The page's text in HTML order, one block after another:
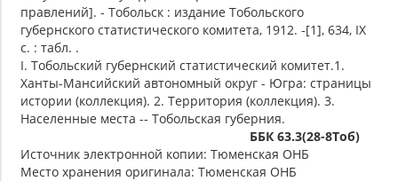
правлений]. - Тобольск : издание Тобольского
губернского статистического комитета, 1912. -[1], 634, IX
с. : табл. .
I. Тобольский губернский статистический комитет.1.
Ханты-Мансийский автономный округ - Югра: страницы
истории (коллекция). 2. Территория (коллекция). 3.
Населенные места -- Тобольская губерния.
ББК 63.3(28-8Тоб)
Источник электронной копии: Тюменская ОНБ
Место хранения оригинала: Тюменская ОНБ